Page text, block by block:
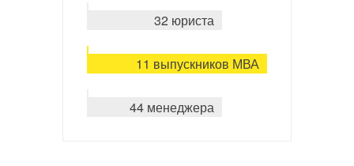
32 юриста
11 выпускников МВА
44 менеджера